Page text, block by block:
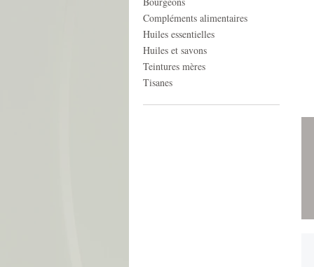
Compléments alimentaires
Huiles essentielles
Huiles et savons
Teintures mères
Tisanes